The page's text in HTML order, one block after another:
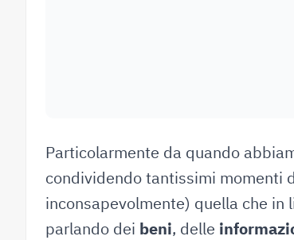
Particolarmente da quando
condividendo tantissimi momenti
inconsapevolmente) quella che in
parlando dei beni, delle